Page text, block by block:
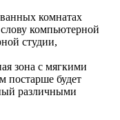
комнатах
компьютерной
студии,
зона с мягкими
постарше будет
различными